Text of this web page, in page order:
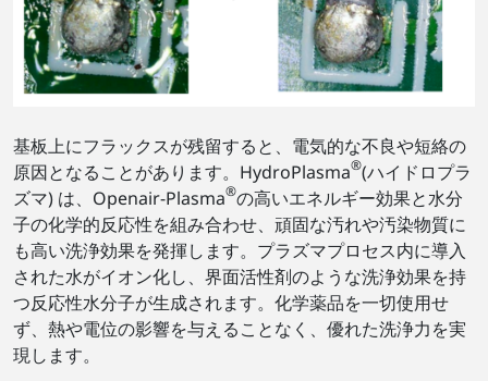
基板上にフラックスが残留すると、電気的な不良や短絡の
原因となることがあります。HydroPlasma®(ハイドロプラ
ズマ) は、Openair-Plasma®の高いエネルギー効果と水分
子の化学的反応性を組み合わせ、頑固な汚れや汚染物質に
も高い洗浄効果を発揮します。プラズマプロセス内に導入
された水がイオン化し、界面活性剤のような洗浄効果を持
つ反応性水分子が生成されます。化学薬品を一切使用せ
ず、熱や電位の影響を与えることなく、優れた洗浄力を実
現します。